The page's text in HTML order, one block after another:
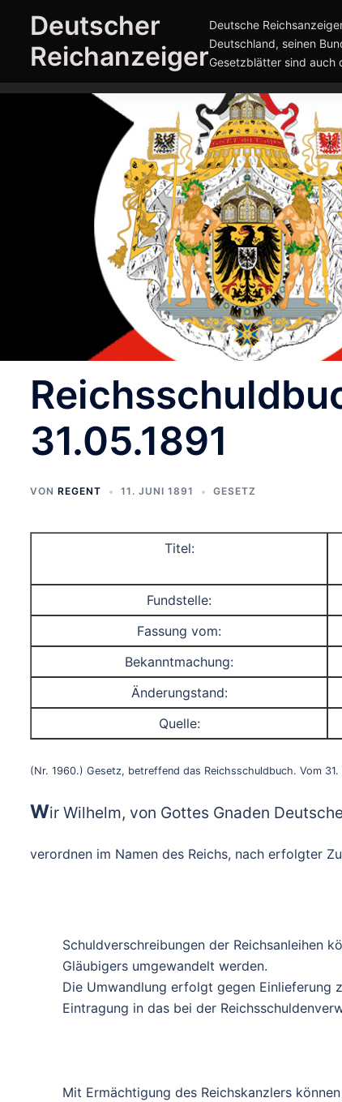
Inhalt
springen
Deutscher
Reichanzeiger
Deutsche
Deutschland, seinen
Gesetzblätter sind auch
31.05.1891
VON REGENT 11. JUNI 1891 GESETZ
Titel:
Fundstelle:
Fassung vom:
Bekanntmachung:
Änderungstand:
Quelle:
(Nr. 1960.) Gesetz, betreffend das Reichsschuldbuch. Vom 31.
Wir Wilhelm, von Gottes Gnaden
verordnen im Namen des Reichs, nach erfolgter
Schuldverschreibungen der Reichsanleihen
Gläubigers umgewandelt werden.
Die Umwandlung erfolgt gegen Einlieferung
Eintragung in das bei der
Mit Ermächtigung des Reichskanzlers